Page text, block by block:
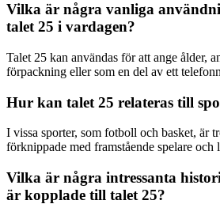
Vilka är några vanliga
talet 25 i vardagen?
Talet 25 kan användas för att ange ålder,
förpackning eller som en del av ett
Hur kan talet 25 relateras till
I vissa sporter, som fotboll och basket, är
förknippade med framstående spelare och
Vilka är några intressanta
är kopplade till talet 25?